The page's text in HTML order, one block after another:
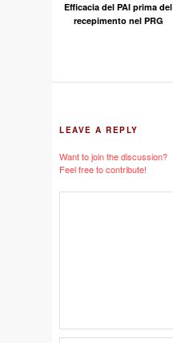
Efficacia del PAI prima del
recepimento nel PRG
LEAVE A REPLY
Want to join the discussion?
Feel free to contribute!